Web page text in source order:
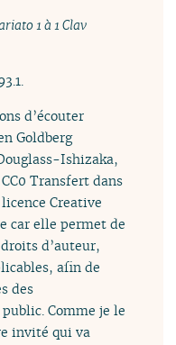
1 à 1 Clav
d’écouter
Goldberg
Ishizaka,
Transfert dans
Creative
car elle permet de
d’auteur,
afin de
des
Comme je le
invité qui va